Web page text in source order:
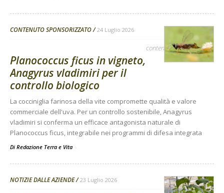
CONTENUTO SPONSORIZZATO 24 Luglio 2026
contenuto sponsorizzato
Planococcus ficus in vigneto,
Anagyrus vladimiri per il
controllo biologico
La cocciniglia farinosa della vite compromette qualità e valore
commerciale dell'uva. Per un controllo sostenibile, Anagyrus
vladimiri si conferma un efficace antagonista naturale di
Planococcus ficus, integrabile nei programmi di difesa integrata
Di Redazione Terra e Vita -
NOTIZIE DALLE AZIENDE 23 Luglio 2026